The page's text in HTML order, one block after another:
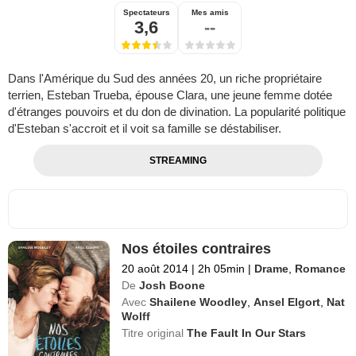
Spectateurs
3,6
Mes amis
--
Dans l'Amérique du Sud des années 20, un riche propriétaire
terrien, Esteban Trueba, épouse Clara, une jeune femme dotée
d'étranges pouvoirs et du don de divination. La popularité politique
d'Esteban s'accroit et il voit sa famille se déstabiliser.
STREAMING
Nos étoiles contraires
20 août 2014 | 2h 05min | Drame, Romance
De Josh Boone
Avec Shailene Woodley,Ansel Elgort, Nat
Wolff
Titre originalThe Fault In Our Stars